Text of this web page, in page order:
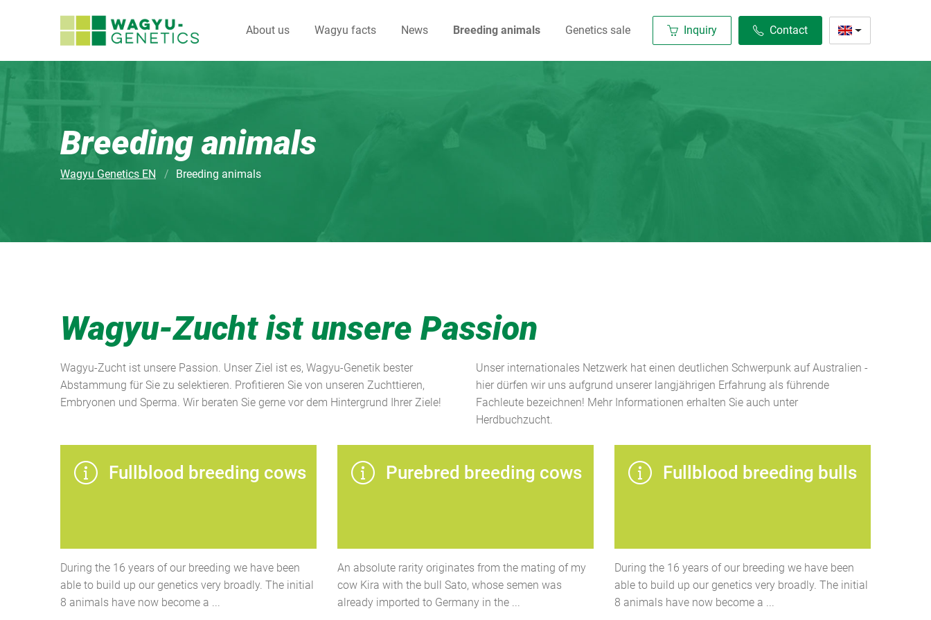
About us Wagyu facts News Breeding animals Genetics sale Inquiry Contact
Breeding animals
Wagyu Genetics EN Breeding animals
Wagyu-Zucht ist unsere Passion
Wagyu-Zucht ist unsere Passion. Unser Ziel ist es, Wagyu-Genetik bester
Abstammung für Sie zu selektieren. Profitieren Sie von unseren Zuchttieren,
Embryonen und Sperma. Wir beraten Sie gerne vor dem Hintergrund Ihrer Ziele!
Unser internationales Netzwerk hat einen deutlichen Schwerpunk auf Australien -
hier dürfen wir uns aufgrund unserer langjährigen Erfahrung als führende
Fachleute bezeichnen! Mehr Informationen erhalten Sie auch unter
Herdbuchzucht.
Fullblood breeding cows
During the 16 years of our breeding we have been
able to build up our genetics very broadly. The initial
8 animals have now become a ...
Purebred breeding cows
An absolute rarity originates from the mating of my
cow Kira with the bull Sato, whose semen was
already imported to Germany in the ...
Fullblood breeding bulls
During the 16 years of our breeding we have been
able to build up our genetics very broadly. The initial
8 animals have now become a ...